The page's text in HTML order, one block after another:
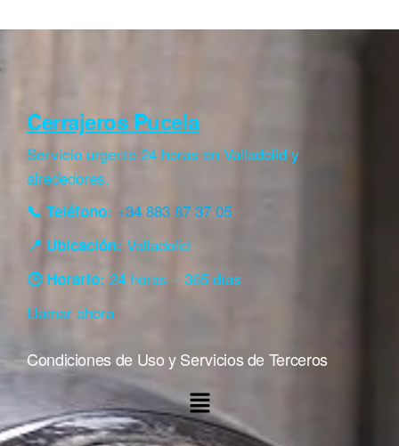
Cerrajeros Pucela
Servicio urgente 24 horas en Valladolid y
alrededores.
📞 Teléfono: +34 883 87 37 05
📍 Ubicación: Valladolid
🕒 Horario: 24 horas – 365 días
Llamar ahora
Condiciones de Uso y Servicios de Terceros